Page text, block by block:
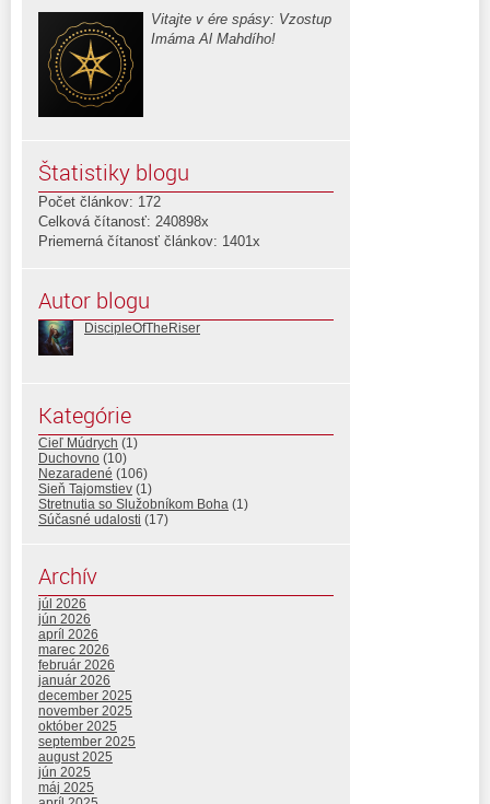
Vitajte v ére spásy: Vzostup
Imáma Al Mahdího!
Štatistiky blogu
Počet článkov: 172
Celková čítanosť: 240898x
Priemerná čítanosť článkov: 1401x
Autor blogu
DiscipleOfTheRiser
Kategórie
Cieľ Múdrych (1)
Duchovno (10)
Nezaradené (106)
Sieň Tajomstiev (1)
Stretnutia so Služobníkom Boha (1)
Súčasné udalosti (17)
Archív
júl 2026
jún 2026
apríl 2026
marec 2026
február 2026
január 2026
december 2025
november 2025
október 2025
september 2025
august 2025
jún 2025
máj 2025